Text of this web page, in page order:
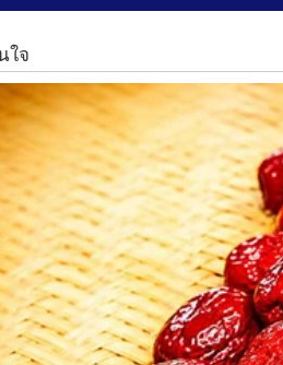
การแสงแดดจัด และควรรดน้ำอ ย่ า ง
4 – 6 ครั้ง หรือใช้ปุ๋ ย วิ ท ย า ศา ส ต
นโบราณเชื่อว่า หากปลูกต้นโมกเอาไ
ละรอดพ้นจากสิ่งอันจะนำความทุ ก ข์